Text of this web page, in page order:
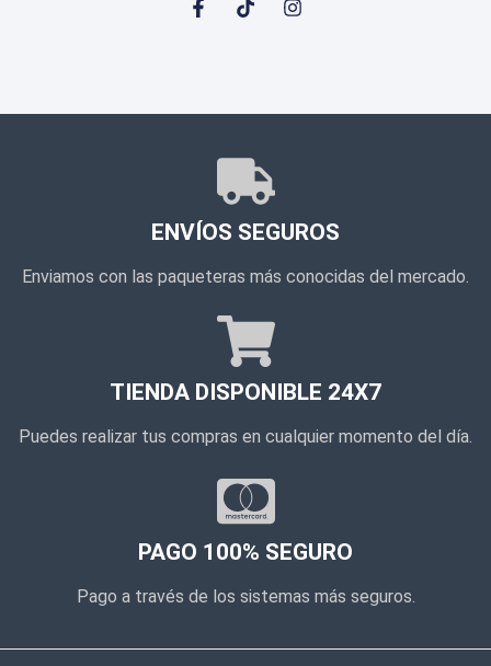
ENVÍOS SEGUROS
Enviamos con las paqueteras más conocidas del mercado.
TIENDA DISPONIBLE 24X7
Puedes realizar tus compras en cualquier momento del día.
PAGO 100% SEGURO
Pago a través de los sistemas más seguros.